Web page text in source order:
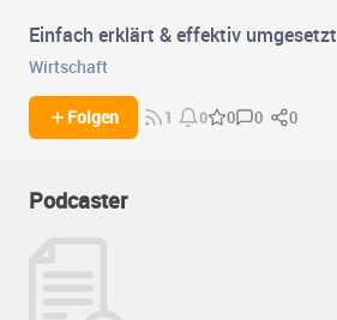
Einfach erklärt & effektiv umgesetzt
Wirtschaft
Folgen 1 0 0 0 0
Podcaster